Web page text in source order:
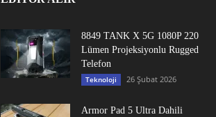
8849 TANK X 5G 1080P 220
Lümen Projeksiyonlu Rugged
Telefon
Teknoloji 26 Şubat 2026
Armor Pad 5 Ultra Dahili